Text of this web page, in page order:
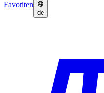
Favoriten
de